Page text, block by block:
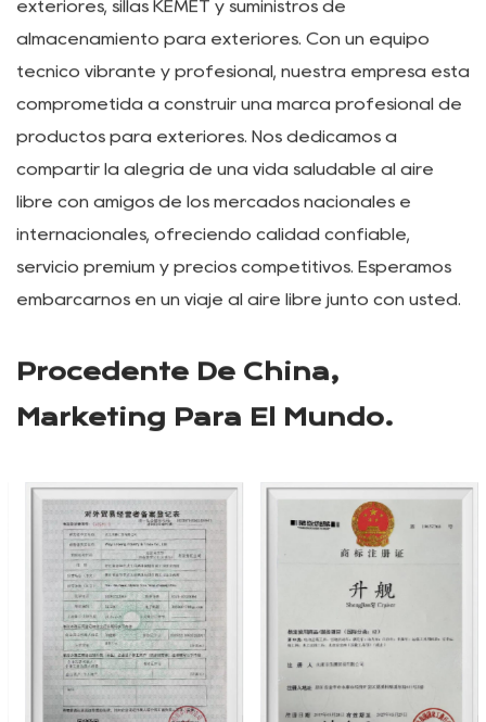
para acampar, turismo y ocio al aire libre, así como
en la fabricación OEM. Nuestros productos
principales incluyen vehículos para acampar al aire
libre, mesas y sillas para exteriores, mesas enrollables
de aleación de aluminio, soportes para lámparas
para acampar al aire libre, marquesinas para
exteriores, sillas KEMET y suministros de
almacenamiento para exteriores. Con un equipo
técnico vibrante y profesional, nuestra empresa está
productos para exteriores. Nos dedicamos a
libre con amigos de los mercados nacionales e
servicio premium y precios competitivos. Esperamos
embarcarnos en un viaje al aire libre junto con usted.
Procedente De China,
Marketing Para El Mundo.